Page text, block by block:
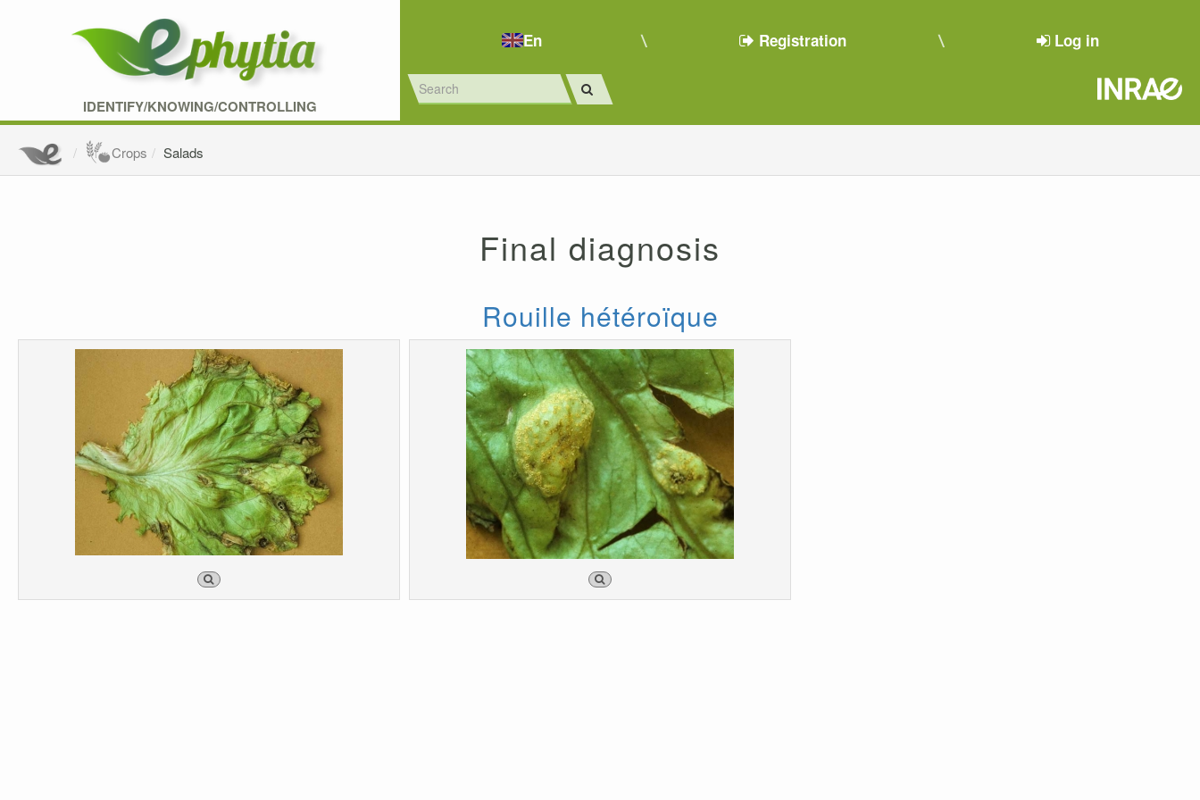
IDENTIFY/KNOWING/CONTROLLING
En Registration Log in
Crops Salads
Final diagnosis
Rouille hétéroïque